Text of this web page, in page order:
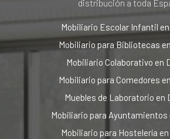
distribución a toda
Mobiliario Escolar Infantil
Mobiliario para Bibliotecas
Mobiliario Colaborativo en
Mobiliario para Comedores
Muebles de Laboratorio en
Mobiliario para Ayuntamientos
Mobiliario para Hostelería